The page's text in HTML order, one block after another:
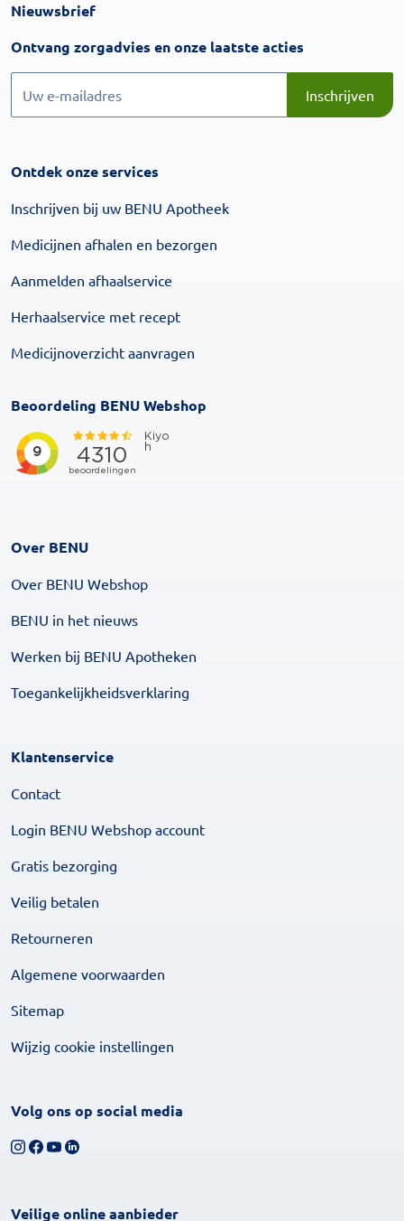
Nieuwsbrief
Ontvang zorgadvies en onze laatste acties
Inschrijven
Ontdek onze services
Inschrijven bij uw BENU Apotheek
Medicijnen afhalen en bezorgen
Aanmelden afhaalservice
Herhaalservice met recept
Medicijnoverzicht aanvragen
Beoordeling BENU Webshop
Over BENU
Over BENU Webshop
BENU in het nieuws
Werken bij BENU Apotheken
Toegankelijkheidsverklaring
Klantenservice
Contact
Login BENU Webshop account
Gratis bezorging
Veilig betalen
Retourneren
Algemene voorwaarden
Sitemap
Wijzig cookie instellingen
Volg ons op social media
Volg ons op Instagram
Volg ons op Facebook
Bekijk ons YouTube-kanaal
Volg ons op LinkedIn
Veilige online aanbieder